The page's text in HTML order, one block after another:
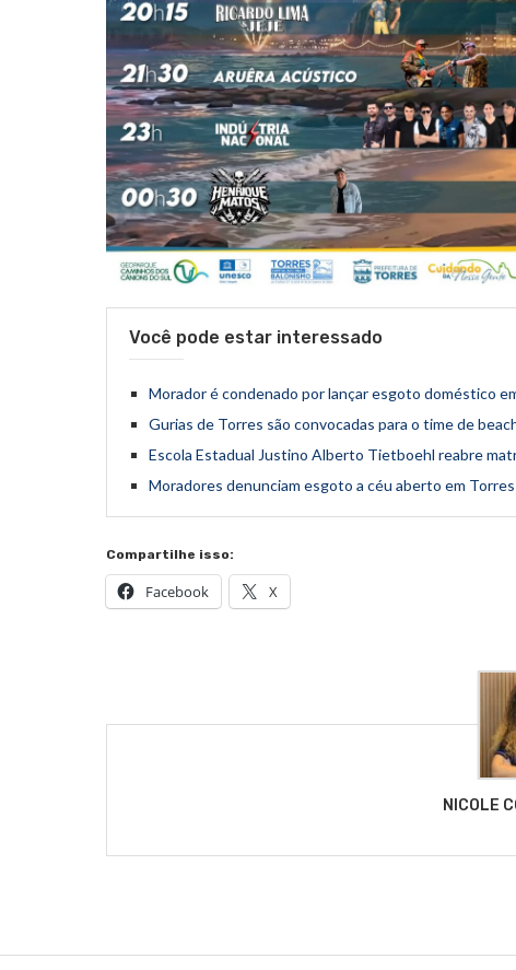
Você pode estar interessado
Morador é condenado por lançar esgoto doméstico
Gurias de Torres são convocadas para o time de
Escola Estadual Justino Alberto Tietboehl reabre
Moradores denunciam esgoto a céu aberto em
Compartilhe isso:
Facebook X
NICOLE